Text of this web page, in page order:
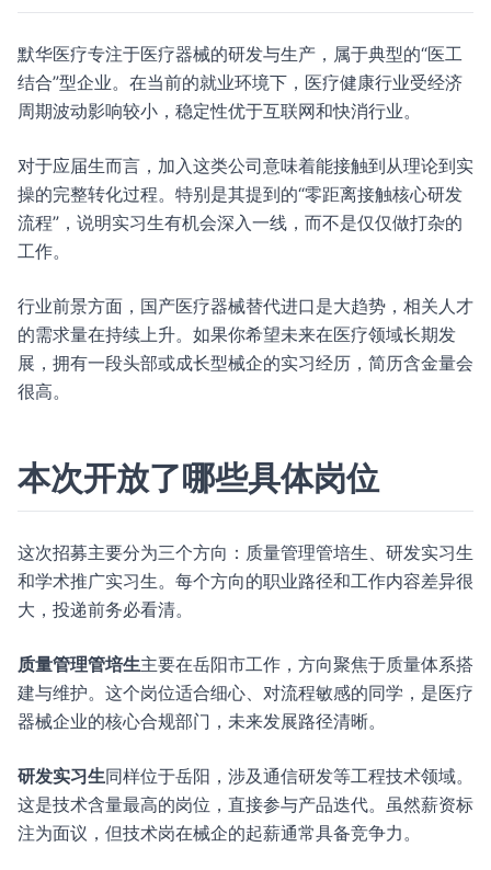
默华医疗专注于医疗器械的研发与生产，属于典型的“医工
结合”型企业。在当前的就业环境下，医疗健康行业受经济
周期波动影响较小，稳定性优于互联网和快消行业。
对于应届生而言，加入这类公司意味着能接触到从理论到实
操的完整转化过程。特别是其提到的“零距离接触核心研发
流程”，说明实习生有机会深入一线，而不是仅仅做打杂的
工作。
行业前景方面，国产医疗器械替代进口是大趋势，相关人才
的需求量在持续上升。如果你希望未来在医疗领域长期发
展，拥有一段头部或成长型械企的实习经历，简历含金量会
很高。
本次开放了哪些具体岗位
这次招募主要分为三个方向：质量管理管培生、研发实习生
和学术推广实习生。每个方向的职业路径和工作内容差异很
大，投递前务必看清。
质量管理管培生主要在岳阳市工作，方向聚焦于质量体系搭
建与维护。这个岗位适合细心、对流程敏感的同学，是医疗
器械企业的核心合规部门，未来发展路径清晰。
研发实习生同样位于岳阳，涉及通信研发等工程技术领域。
这是技术含量最高的岗位，直接参与产品迭代。虽然薪资标
注为面议，但技术岗在械企的起薪通常具备竞争力。